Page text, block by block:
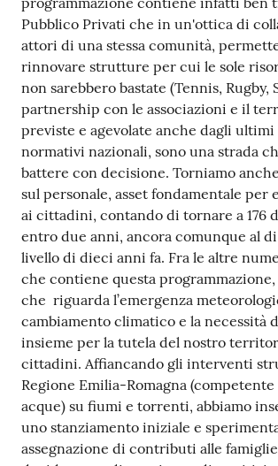
Pubblico Privati che in un'ottica di
attori di una stessa comunità,
rinnovare strutture per cui le sole
non sarebbero bastate (Tennis, Rugby,
partnership con le associazioni e il
previste e agevolate anche dagli
normativi nazionali, sono una strada
battere con decisione. Torniamo
sul personale, asset fondamentale per
ai cittadini, contando di tornare a 176
entro due anni, ancora comunque al
livello di dieci anni fa. Fra le altre
che contiene questa
che riguarda l’emergenza
cambiamento climatico e la necessità
insieme per la tutela del nostro
cittadini. Affiancando gli interventi
Regione Emilia-Romagna
acque) su fiumi e torrenti, abbiamo
uno stanziamento iniziale e
assegnazione di contributi alle